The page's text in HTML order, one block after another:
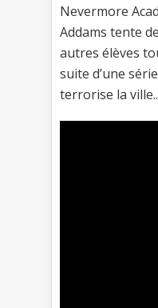
Nevermore
Addams tente
autres élèves
suite d’une
terrorise la